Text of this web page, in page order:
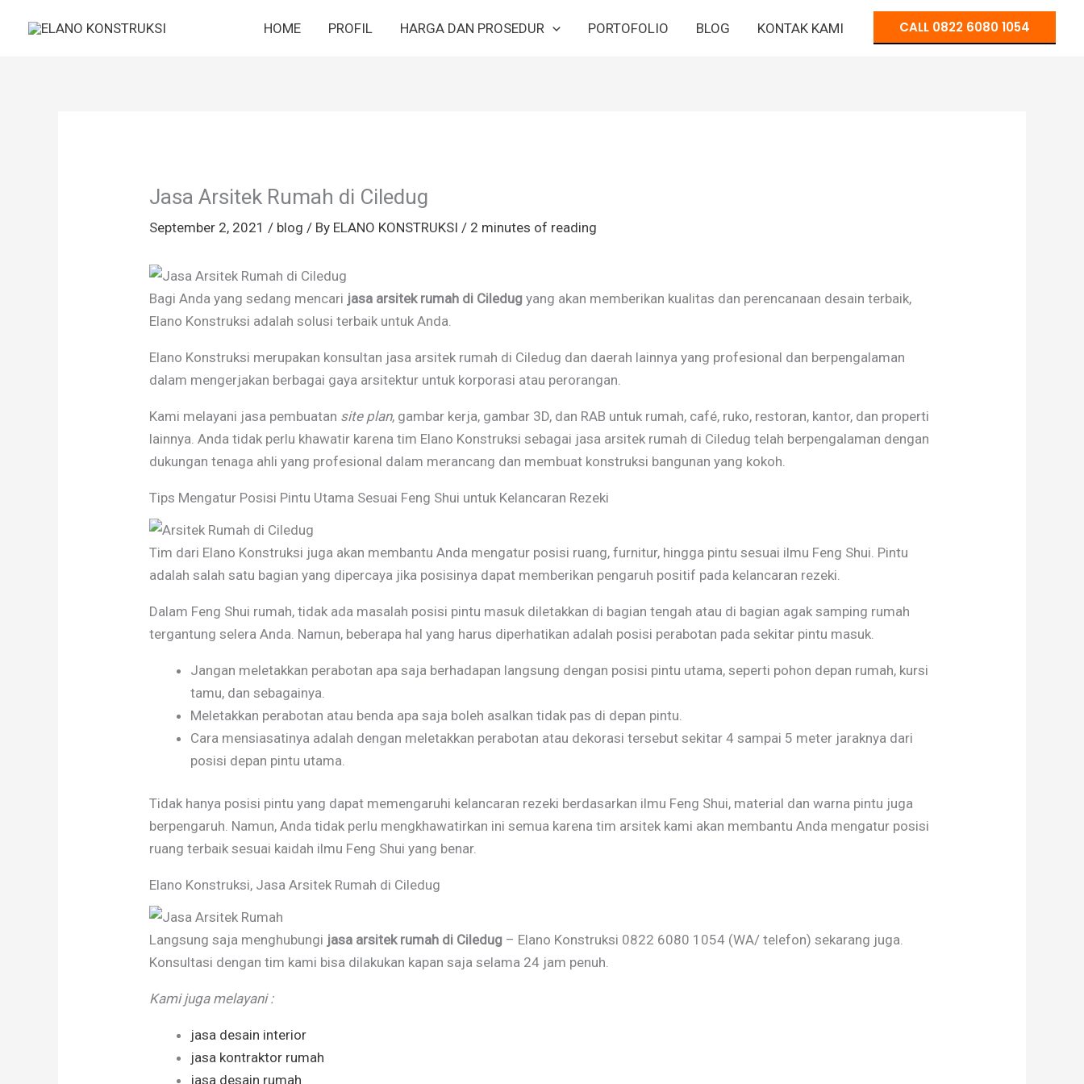
HOME PROFIL HARGA DAN PROSEDUR PORTOFOLIO BLOG KONTAK KAMI CALL 0822 6080 1054
Jasa Arsitek Rumah di Ciledug
September 2, 2021 / blog / By ELANO KONSTRUKSI / 2 minutes of reading
Bagi Anda yang sedang mencari jasa arsitek rumah di Ciledug yang akan memberikan kualitas dan perencanaan desain terbaik,
Elano Konstruksi adalah solusi terbaik untuk Anda.
Elano Konstruksi merupakan konsultan jasa arsitek rumah di Ciledug dan daerah lainnya yang profesional dan berpengalaman
dalam mengerjakan berbagai gaya arsitektur untuk korporasi atau perorangan.
Kami melayani jasa pembuatan site plan, gambar kerja, gambar 3D, dan RAB untuk rumah, café, ruko, restoran, kantor, dan properti
lainnya. Anda tidak perlu khawatir karena tim Elano Konstruksi sebagai jasa arsitek rumah di Ciledug telah berpengalaman dengan
dukungan tenaga ahli yang profesional dalam merancang dan membuat konstruksi bangunan yang kokoh.
Tips Mengatur Posisi Pintu Utama Sesuai Feng Shui untuk Kelancaran Rezeki
Tim dari Elano Konstruksi juga akan membantu Anda mengatur posisi ruang, furnitur, hingga pintu sesuai ilmu Feng Shui. Pintu
adalah salah satu bagian yang dipercaya jika posisinya dapat memberikan pengaruh positif pada kelancaran rezeki.
Dalam Feng Shui rumah, tidak ada masalah posisi pintu masuk diletakkan di bagian tengah atau di bagian agak samping rumah
tergantung selera Anda. Namun, beberapa hal yang harus diperhatikan adalah posisi perabotan pada sekitar pintu masuk.
Jangan meletakkan perabotan apa saja berhadapan langsung dengan posisi pintu utama, seperti pohon depan rumah, kursi
tamu, dan sebagainya.
Meletakkan perabotan atau benda apa saja boleh asalkan tidak pas di depan pintu.
Cara mensiasatinya adalah dengan meletakkan perabotan atau dekorasi tersebut sekitar 4 sampai 5 meter jaraknya dari
posisi depan pintu utama.
Tidak hanya posisi pintu yang dapat memengaruhi kelancaran rezeki berdasarkan ilmu Feng Shui, material dan warna pintu juga
berpengaruh. Namun, Anda tidak perlu mengkhawatirkan ini semua karena tim arsitek kami akan membantu Anda mengatur posisi
ruang terbaik sesuai kaidah ilmu Feng Shui yang benar.
Elano Konstruksi, Jasa Arsitek Rumah di Ciledug
Langsung saja menghubungi jasa arsitek rumah di Ciledug – Elano Konstruksi 0822 6080 1054 (WA/ telefon) sekarang juga.
Konsultasi dengan tim kami bisa dilakukan kapan saja selama 24 jam penuh.
Kami juga melayani :
jasa desain interior
jasa kontraktor rumah
jasa desain rumah